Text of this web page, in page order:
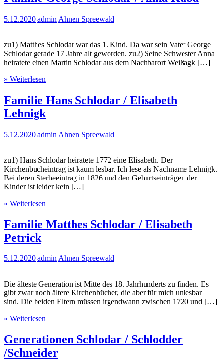
5.12.2020 admin Ahnen Spreewald
zu1) Matthes Schlodar war das 1. Kind. Da war sein Vater George
Schlodar gerade 17 Jahre alt geworden. zu2) Seine Schwester Anna
heiratete einen Martin Schlodar aus dem Nachbarort Weißagk […]
» Weiterlesen
Familie Hans Schlodar / Elisabeth
Lehnigk
5.12.2020 admin Ahnen Spreewald
zu1) Hans Schlodar heiratete 1772 eine Elisabeth. Der
Kirchenbucheintrag ist kaum lesbar. Ich lese als Nachname Lehnigk.
Bei deren Sterbeeintrag in 1826 und den Geburtseinträgen der
Kinder ist leider kein […]
» Weiterlesen
Familie Matthes Schlodar / Elisabeth
Petrick
5.12.2020 adminAhnen Spreewald
Die älteste Generation ist Mitte des 18. Jahrhunderts zu finden. Es
gibt zwar noch ältere Kirchenbücher, die aber für mich unlesbar
sind. Die beiden Eltern müssen irgendwann zwischen 1720 und […]
» Weiterlesen
Generationen Schlodar / Schlodder
/Schneider